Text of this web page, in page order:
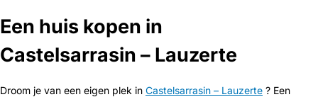
Een huis kopen in
Castelsarrasin – Lauzerte
Droom je van een eigen plek in Castelsarrasin – Lauzerte ? Een